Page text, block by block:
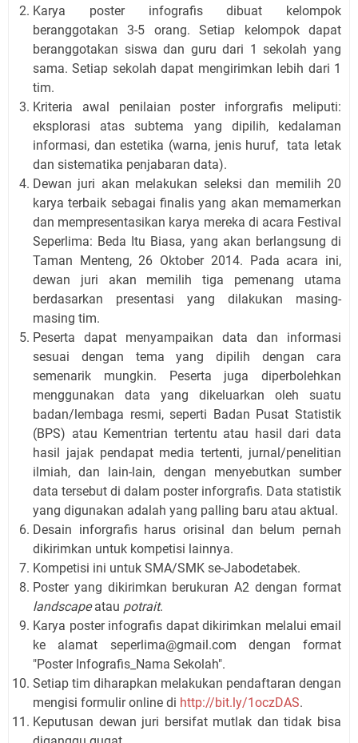
Karya poster infografis dibuat kelompok
beranggotakan 3-5 orang. Setiap kelompok dapat
beranggotakan siswa dan guru dari 1 sekolah yang
sama. Setiap sekolah dapat mengirimkan lebih dari 1
tim.
Kriteria awal penilaian poster inforgrafis meliputi:
eksplorasi atas subtema yang dipilih, kedalaman
informasi, dan estetika (warna, jenis huruf, tata letak
dan sistematika penjabaran data).
Dewan juri akan melakukan seleksi dan memilih 20
karya terbaik sebagai finalis yang akan memamerkan
dan mempresentasikan karya mereka di acara Festival
Seperlima: Beda Itu Biasa, yang akan berlangsung di
Taman Menteng, 26 Oktober 2014. Pada acara ini,
dewan juri akan memilih tiga pemenang utama
berdasarkan presentasi yang dilakukan masing-
masing tim.
Peserta dapat menyampaikan data dan informasi
sesuai dengan tema yang dipilih dengan cara
semenarik mungkin. Peserta juga diperbolehkan
menggunakan data yang dikeluarkan oleh suatu
badan/lembaga resmi, seperti Badan Pusat Statistik
(BPS) atau Kementrian tertentu atau hasil dari data
hasil jajak pendapat media tertenti, jurnal/penelitian
ilmiah, dan lain-lain, dengan menyebutkan sumber
data tersebut di dalam poster inforgrafis. Data statistik
yang digunakan adalah yang palling baru atau aktual.
Desain inforgrafis harus orisinal dan belum pernah
dikirimkan untuk kompetisi lainnya.
Kompetisi ini untuk SMA/SMK se-Jabodetabek.
Poster yang dikirimkan berukuran A2 dengan format
landscapeatau potrait.
Karya poster infografis dapat dikirimkan melalui email
ke alamat seperlima@gmail.com dengan format
"Poster Infografis_Nama Sekolah".
Setiap tim diharapkan melakukan pendaftaran dengan
mengisi formulir online di http://bit.ly/1oczDAS.
Keputusan dewan juri bersifat mutlak dan tidak bisa